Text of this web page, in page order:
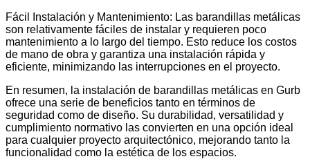
Fácil Instalación y Mantenimiento: Las barandillas metálicas
son relativamente fáciles de instalar y requieren poco
mantenimiento a lo largo del tiempo. Esto reduce los costos
de mano de obra y garantiza una instalación rápida y
eficiente, minimizando las interrupciones en el proyecto.
En resumen, la instalación de barandillas metálicas en Gurb
ofrece una serie de beneficios tanto en términos de
seguridad como de diseño. Su durabilidad, versatilidad y
cumplimiento normativo las convierten en una opción ideal
para cualquier proyecto arquitectónico, mejorando tanto la
funcionalidad como la estética de los espacios.